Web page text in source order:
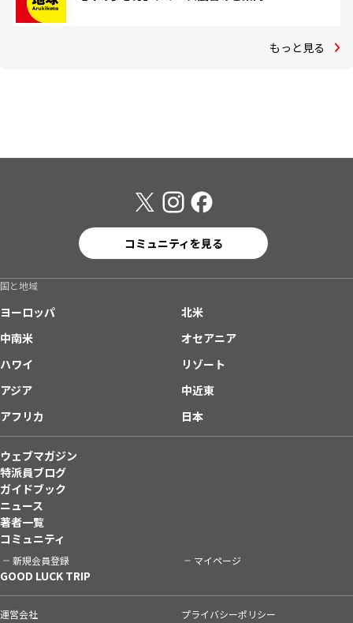
もっと見る
コミュニティを見る
国と地域
ヨーロッパ
北米
中南米
オセアニア
ハワイ
リゾート
アジア
中近東
アフリカ
日本
ウェブマガジン
特派員ブログ
ガイドブック
ニュース
著者一覧
コミュニティ
新規会員登録 マイページ
GOOD LUCK TRIP
運営会社 プライバシーポリシー